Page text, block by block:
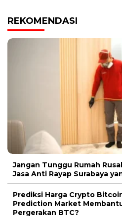
REKOMENDASI
Jangan Tunggu Rumah
Jasa Anti Rayap Surabaya
Prediksi Harga Crypto
Prediction Market
Pergerakan BTC?